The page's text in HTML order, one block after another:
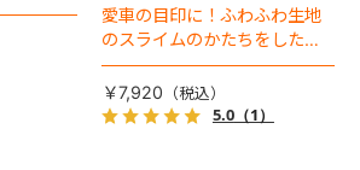
かっこ
愛車の目印に！ふわふわ生地
のスライムのかたちをした、
あごのせクッション。
￥7,920
5.0（1）